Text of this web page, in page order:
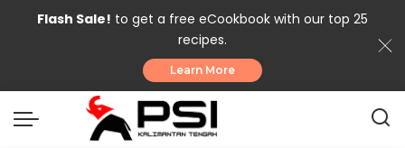
Flash Sale! to get a free eCookbook with our top 25
recipes.
Learn More